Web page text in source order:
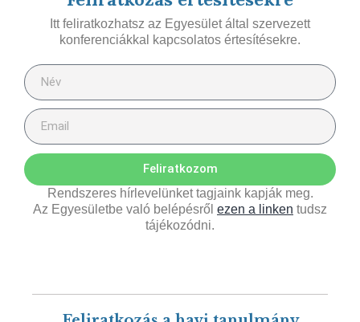
Itt feliratkozhatsz az Egyesület által szervezett
konferenciákkal kapcsolatos értesítésekre.
Feliratkozom
Rendszeres hírlevelünket tagjaink kapják meg.
Az Egyesületbe való belépésről ezen a linken tudsz
tájékozódni.